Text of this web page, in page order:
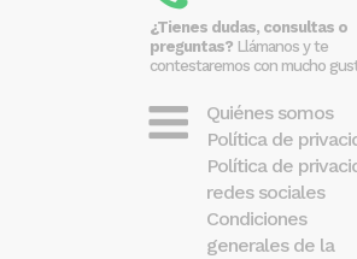
¿Tienes dudas, consultas o
preguntas? Llámanos y te
contestaremos con mucho
Quiénes somos
Política de
Política de
redes sociales
Condiciones
generales de la